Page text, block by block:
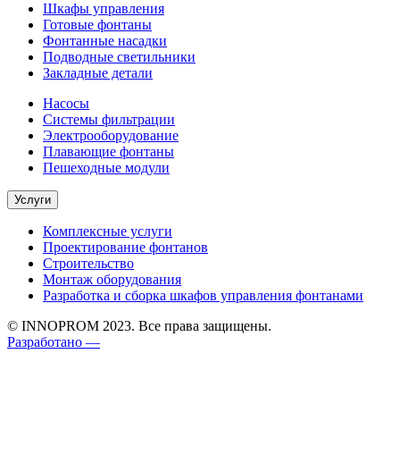
Шкафы управления
Готовые фонтаны
Фонтанные насадки
Подводные светильники
Закладные детали
Насосы
Системы фильтрации
Электрооборудование
Плавающие фонтаны
Пешеходные модули
Услуги
Комплексные услуги
Проектирование фонтанов
Строительство
Монтаж оборудования
Разработка и сборка шкафов управления фонтанами
© INNOPROM 2023. Все права защищены.
Разработано —